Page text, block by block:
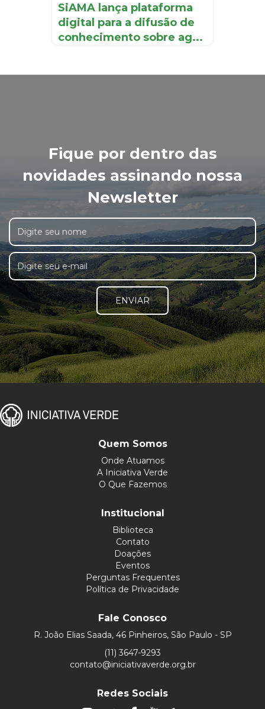
SiAMA lança plataforma
digital para a difusão de
conhecimento sobre ag...
Fique por dentro das
novidades assinando nossa
Newsletter
ENVIAR
Quem Somos
Onde Atuamos
A Iniciativa Verde
O Que Fazemos
Institucional
Biblioteca
Contato
Doações
Eventos
Perguntas Frequentes
Política de Privacidade
Fale Conosco
R. João Elias Saada, 46 Pinheiros, São Paulo - SP
(11) 3647-9293
contato@iniciativaverde.org.br
Redes Sociais